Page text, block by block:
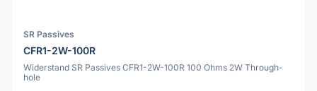
SR Passives
CFR1-2W-100R
Widerstand SR Passives CFR1-2W-100R 100 Ohms 2W Through-
hole